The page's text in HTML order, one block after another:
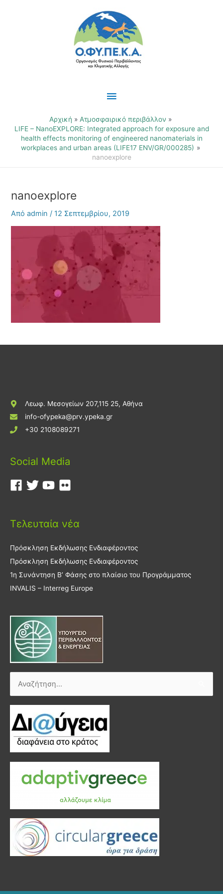
Κύριο
Μενού
Αρχική
Ατμοσφαιρικό περιβάλλον
LIFE – NanoEXPLORE: Integrated approach for exposure and
health effects monitoring of engineered nanomaterials in
workplaces and urban areas (LIFE17 ENV/GR/000285)
nanoexplore
nanoexplore
Απόadmin/12 Σεπτεμβρίου, 2019
Λεωφ. Μεσογείων 207,115 25, Αθήνα
info-ofypeka@prv.ypeka.gr
+30 2108089271
Social Media
Τελευταία νέα
Πρόσκληση Εκδήλωσης Ενδιαφέροντος
Πρόσκληση Εκδήλωσης Ενδιαφέροντος
1η Συνάντηση Β’ Φάσης στο πλαίσιο του Προγράμματος
INVALIS – Interreg Europe
Αναζήτηση